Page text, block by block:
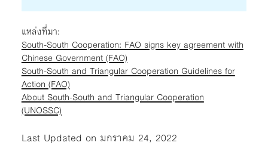
แหล่งที่มา:
South-South Cooperation: FAO signs key agreement with
Chinese Government (FAO)
South-South and Triangular Cooperation Guidelines for
Action (FAO)
About South-South and Triangular Cooperation
(UNOSSC)
Last Updated on มกราคม 24, 2022